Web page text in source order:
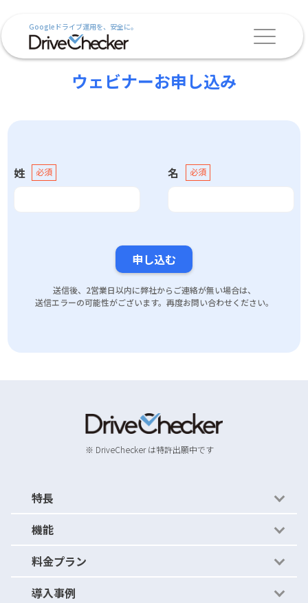
Googleドライブ運用を、安全に。
ウェビナーお申し込み
姓 名
申し込む
送信後、2営業日以内に弊社からご連絡が無い場合は、
送信エラーの可能性がございます。再度お問い合わせください。
※ DriveChecker は特許出願中です
特長
かんたん運用
かんたんルール
ストレージ比較
機能
機能紹介
- セキュリティの穴を見つける
料金プラン
料金プラン
導入事例